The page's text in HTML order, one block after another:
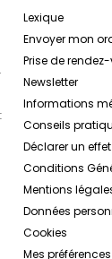
Lexique
Envoyer mon
Prise de
Newsletter
Informations
Conseils
Déclarer un
Conditions
Mentions
Données
Cookies
Mes